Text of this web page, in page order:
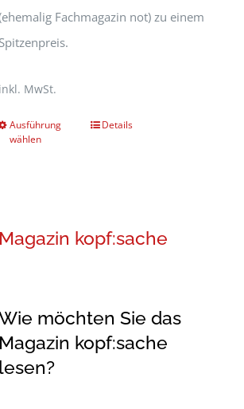
Fachmagazin not) zu einem
Spitzenpreis.
inkl. MwSt.
Ausführung
wählen
Details
Magazin kopf:sache
möchten Sie das
Magazin kopf:sache
lesen?